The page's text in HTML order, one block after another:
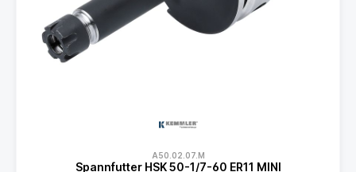
A50.02.07.M
Spannfutter HSK 50-1/7-60 ER11 MINI